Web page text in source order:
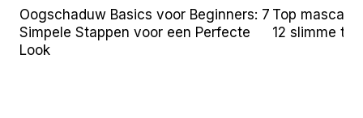
Oogschaduw Basics voor Beginners: 7
Simpele Stappen voor een Perfecte
Look
Top
12 slimme